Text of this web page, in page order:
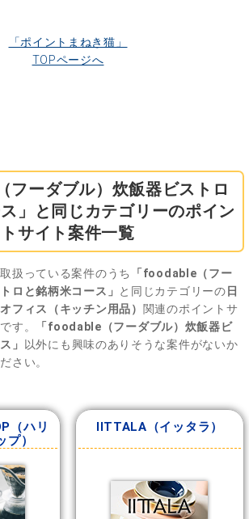
「ポイントまねき猫」
TOPページへ
フーダブル）炊飯器ビストロ
」と同じカテゴリーのポイン
トサイト案件一覧
扱っている案件のうち
「foodable（フー
ロと銘柄米コース」 と同じカテゴリーの 日
フィス（キッチン用品） 関連のポイントサ
す。
「foodable（フーダブル）炊飯器ビ
」
以外にも興味のありそうな案件がないか
さい。
（ハリ
）
IITTALA（イッタラ）